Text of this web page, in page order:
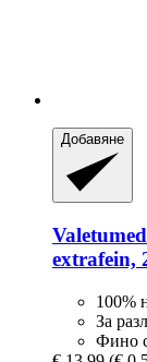
Добавяне
Valetumed
extrafein,
100%
За
Фино